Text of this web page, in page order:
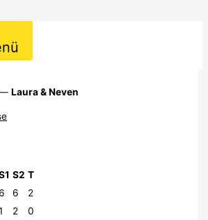
Laura & Neven
S2 T
6
2
2 0